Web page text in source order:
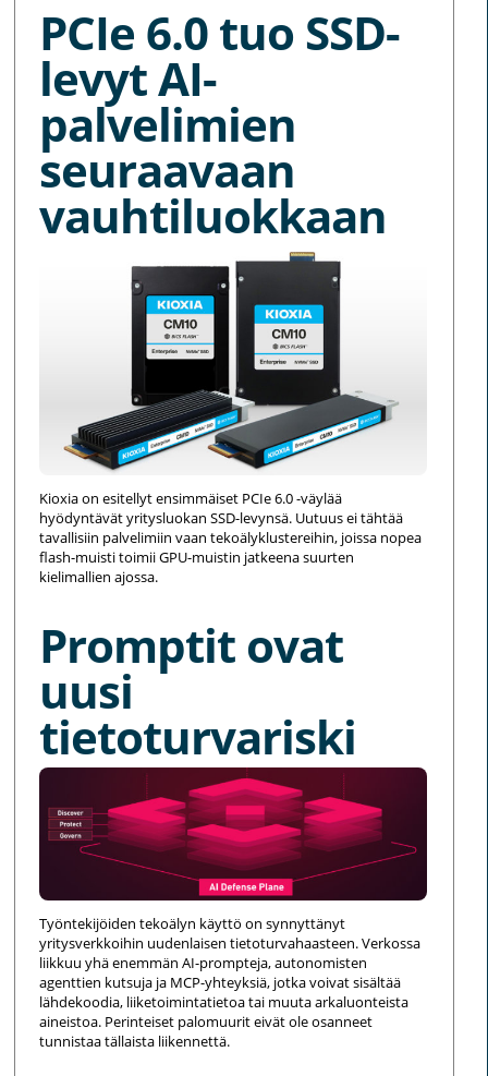
PCIe 6.0 tuo SSD-
levyt AI-
palvelimien
seuraavaan
vauhtiluokkaan
Kioxia on esitellyt ensimmäiset PCIe 6.0 -väylää
hyödyntävät yritysluokan SSD-levynsä. Uutuus ei tähtää
tavallisiin palvelimiin vaan tekoälyklustereihin, joissa nopea
flash-muisti toimii GPU-muistin jatkeena suurten
kielimallien ajossa.
Promptit ovat
uusi
tietoturvariski
Työntekijöiden tekoälyn käyttö on synnyttänyt
yritysverkkoihin uudenlaisen tietoturvahaasteen. Verkossa
liikkuu yhä enemmän AI-prompteja, autonomisten
agenttien kutsuja ja MCP-yhteyksiä, jotka voivat sisältää
lähdekoodia, liiketoimintatietoa tai muuta arkaluonteista
aineistoa. Perinteiset palomuurit eivät ole osanneet
tunnistaa tällaista liikennettä.